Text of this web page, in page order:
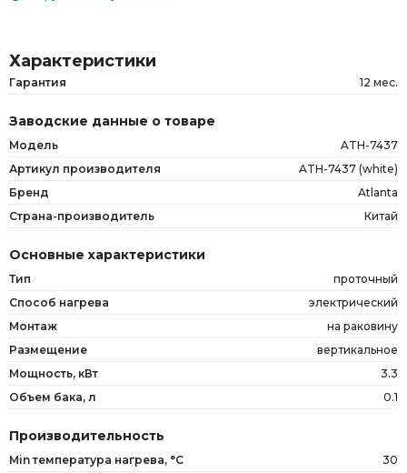
Характеристики
Гарантия 12 мес.
Заводские данные о товаре
Модель
ATH-7437
Артикул производителя
ATH-7437 (white)
Бренд
Atlanta
Страна-производитель
Китай
Основные характеристики
Тип
проточный
Способ нагрева
электрический
Монтаж
на раковину
Размещение
вертикальное
Мощность, кВт
3.3
Объем бака, л
0.1
Производительность
Min температура нагрева, °C
30